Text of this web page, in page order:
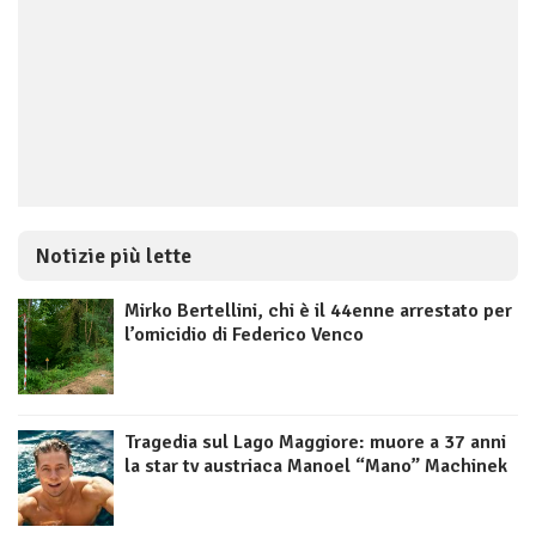
Notizie più lette
Mirko Bertellini, chi è il 44enne arrestato per
l’omicidio di Federico Venco
Tragedia sul Lago Maggiore: muore a 37 anni
la star tv austriaca Manoel “Mano” Machinek